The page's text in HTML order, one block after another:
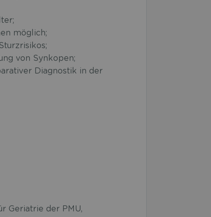
möglich;
von Synkopen;
Diagnostik in der
Geriatrie der PMU,